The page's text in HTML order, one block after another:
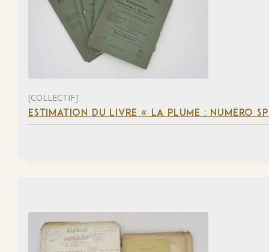
[COLLECTIF]
ESTIMATION DU LIVRE « LA PLUME : NUMÉRO